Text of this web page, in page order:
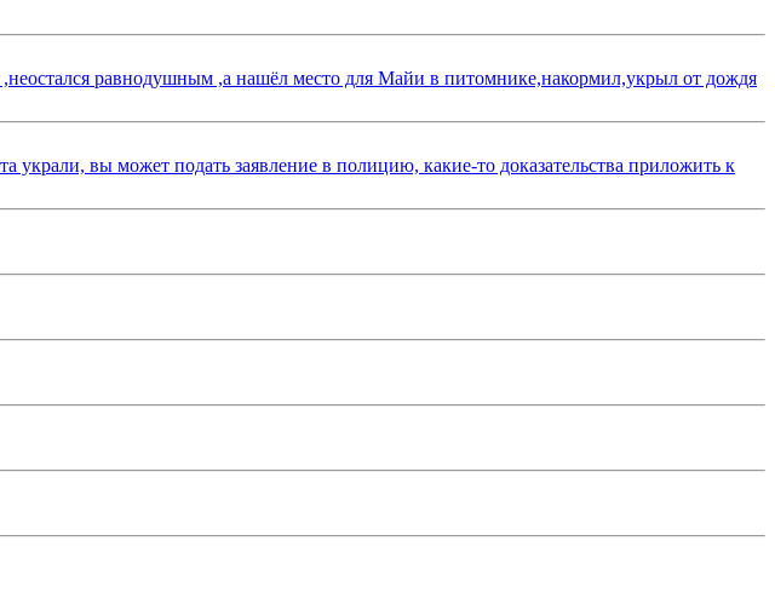
равнодушным ,а нашёл место для Майи в питомнике,накормил,укрыл от дождя
вы может подать заявление в полицию, какие-то доказательства приложить к